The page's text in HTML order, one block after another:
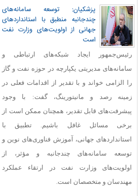
پزشکیان: توسعه سامانه‌های
چندجانبه منطبق با استانداردهای
جهانی از اولویت‌های وزارت نفت
است
رئیس‌جمهور ایجاد شبکه‌های ارتباطی و
سامانه‌های مدیریتی یکپارچه در حوزه نفت و گاز
را الزامی خواند و با تقدیر از اقدامات فعلی در
زمینه رصد و مانیتورینگ، گفت: با وجود
پیشرفت‌های قابل‌ تقدیر، همچنان ممکن است از
برخی مسائل غافل باشیم. تطبیق با
استانداردهای جهانی، آموزش فناوری‌های نوین و
توسعه سامانه‌های چندجانبه و مؤثر، از
اولویت‌های وزارت نفت در ارتقاء عملکرد
مهندسان و متخصصان است.